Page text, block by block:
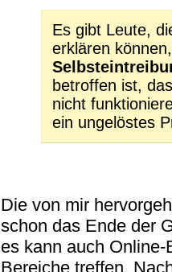
Es gibt Leute,
erklären
betroffen ist,
nicht
ein ungelöstes
Die von mir
schon das Ende der
es kann auch
Bereiche treffen.